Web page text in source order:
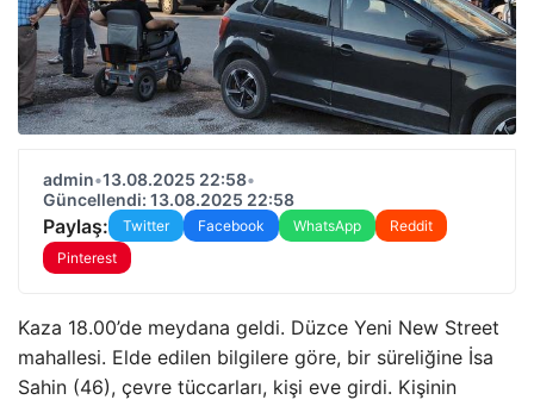
admin•13.08.2025 22:58•
Güncellendi: 13.08.2025 22:58
Paylaş: Twitter Facebook WhatsApp
Reddit
Pinterest
Kaza 18.00’de meydana geldi. Düzce Yeni New Street
mahallesi. Elde edilen bilgilere göre, bir süreliğine İsa
Sahin (46), çevre tüccarları, kişi eve girdi. Kişinin